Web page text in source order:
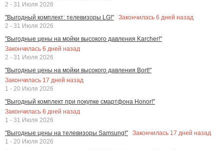
2 - 31 Июля 2026
"Выгодный комплект: телевизоры LG!"
Закончилась 6 дней назад
2 - 31 Июля 2026
"Выгодные цены на мойки высокого давления Karcher!"
Закончилась 6 дней назад
2 - 31 Июля 2026
"Выгодные цены на мойки высокого давления Bort!"
Закончилась 17 дней назад
1 - 20 Июля 2026
"Выгодный комплект при покупке смартфона Honor!"
Закончилась 6 дней назад
1 - 31 Июля 2026
"Выгодные цены на телевизоры Samsung!"
Закончилась 17 дней назад
1 - 20 Июля 2026